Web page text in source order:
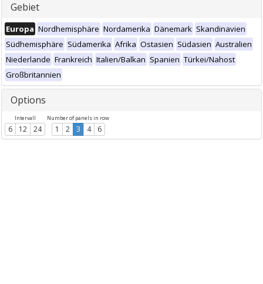
Gebiet
Europa Nordhemisphäre Nordamerika Dänemark Skandinavien
Südhemisphäre Südamerika Afrika Ostasien Südasien Australien
Niederlande Frankreich Italien/Balkan Spanien Türkei/Nahost
Großbritannien
Options
Intervall
6 12 24
Number of panels in row
1 2 3 4 6